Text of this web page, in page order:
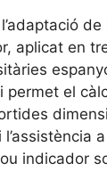
de
aplicat en
el
indicador